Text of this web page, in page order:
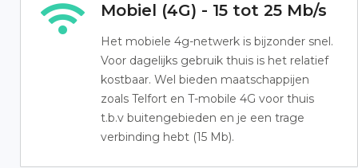
Mobiel (4G) - 15 tot 25 Mb/s
Het mobiele 4g-netwerk is bijzonder snel.
Voor dagelijks gebruik thuis is het relatief
kostbaar. Wel bieden maatschappijen
zoals Telfort en T-mobile 4G voor thuis
t.b.v buitengebieden en je een trage
verbinding hebt (15 Mb).